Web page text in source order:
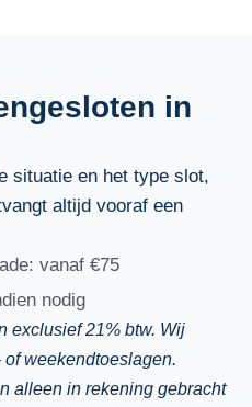
in
situatie en het type slot,
altijd vooraf een
vanaf €75
nodig
exclusief 21% btw. Wij
weekendtoeslagen.
alleen in rekening gebracht